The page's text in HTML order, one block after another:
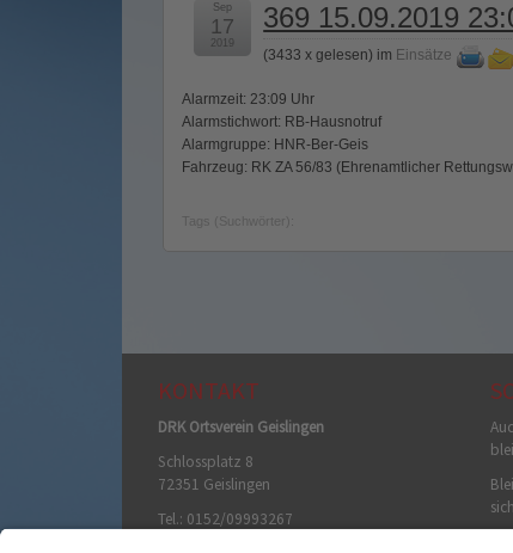
369 15.09.2019
(3433 x gelesen) im Einsätze
Sep
17
2019
Alarmzeit: 23:09 Uhr
Alarmstichwort: RB-Hausnotruf
Alarmgruppe: HNR-Ber-Geis
Fahrzeug: RK ZA 56/83 (Ehrenamtlicher
Tags (Suchwörter):
KONTAKT
DRK Ortsverein Geislingen
Schlossplatz 8
72351 Geislingen
Tel.: 0152/09993267